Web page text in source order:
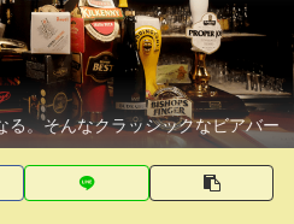
る。そんなクラッシックなビアバー